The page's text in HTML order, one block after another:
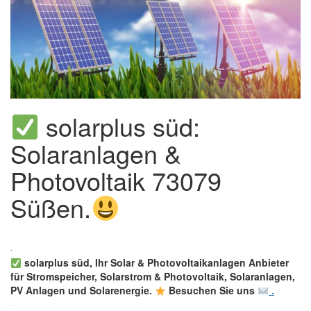
solarplus süd:
Solaranlagen &
Photovoltaik 73079
Süßen.
solarplus süd, Ihr Solar & Photovoltaikanlagen Anbieter
für Stromspeicher, Solarstrom & Photovoltaik, Solaranlagen,
PV Anlagen und Solarenergie.
Besuchen Sie uns .